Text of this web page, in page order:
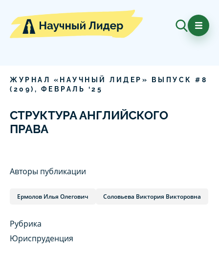
ЖУРНАЛ «НАУЧНЫЙ ЛИДЕР» ВЫПУСК # 8
( 209), ФЕВРАЛЬ ‘25
СТРУКТУРА АНГЛИЙСКОГО
ПРАВА
Авторы публикации
Ермолов Илья Олегович Соловьева Виктория Викторовна
Рубрика
Юриспруденция